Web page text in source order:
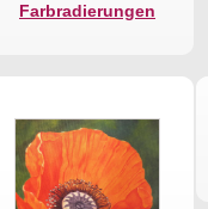
Farbradierungen